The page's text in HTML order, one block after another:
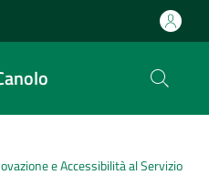
e Accessibilità al Servizio